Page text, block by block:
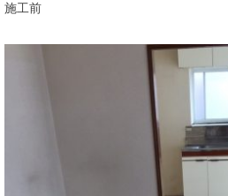
施工前